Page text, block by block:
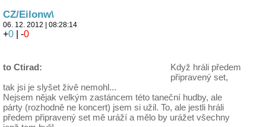
CZ/Eilonw\
06. 12. 2012 | 08:28:14
+0 | -0
to Ctirad:
Když hráli předem
připravený set,
tak jsi je slyšet živě nemohl...
Nejsem nějak velkým zastáncem této taneční hudby, ale
párty (rozhodně ne koncert) jsem si užil. To, ale jestli hráli
předem připravený set mě uráží a mělo by urážet všechny